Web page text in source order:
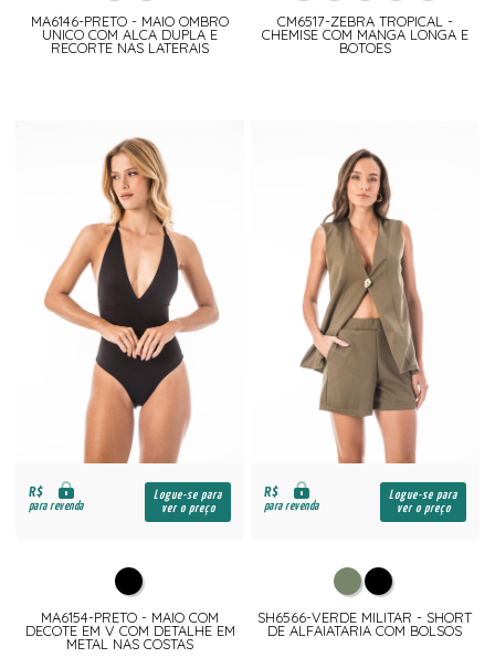
MA6146-PRETO - MAIO OMBRO
UNICO COM ALCA DUPLA E
RECORTE NAS LATERAIS
CM6517-ZEBRA TROPICAL -
CHEMISE COM MANGA LONGA E
BOTOES
R$
para revenda
Logue-se para
ver o preço
MA6154-PRETO - MAIO COM
DECOTE EM V COM DETALHE EM
METAL NAS COSTAS
R$
para revenda
Logue-se para
ver o preço
SH6566-VERDE MILITAR - SHORT
DE ALFAIATARIA COM BOLSOS